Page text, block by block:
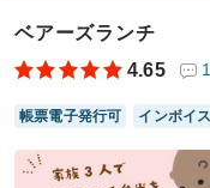
お弁当はボリューム
ッフや出演者からも大
ぜひ次回も利用させ
この度は誠にありがと
ご利用シーン：ロケ・撮
参加者の年齢：
20代～
ベアーズランチ
4.65
帳票電子発行可 インボイ